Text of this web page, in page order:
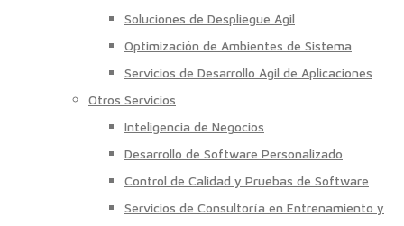
Soluciones de Despliegue Ágil
Optimización de Ambientes de Sistema
Servicios de Desarrollo Ágil de Aplicaciones
Otros Servicios
Inteligencia de Negocios
Desarrollo de Software Personalizado
Control de Calidad y Pruebas de Software
Servicios de Consultoría en Entrenamiento y